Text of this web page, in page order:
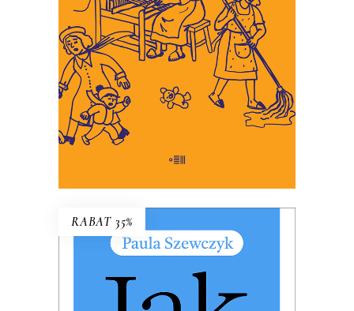
E-BOOK DO KOSZYKA
martwić się jest łatwiej niż
troszczyć.
53.00zł 34.45 zł
KSIĄŻKA DO KOSZYKA
RABAT 35%